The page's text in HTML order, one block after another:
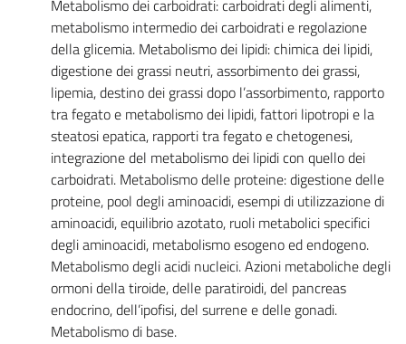
Metabolismo dei carboidrati: carboidrati degli alimenti,
metabolismo intermedio dei carboidrati e regolazione
della glicemia. Metabolismo dei lipidi: chimica dei lipidi,
digestione dei grassi neutri, assorbimento dei grassi,
lipemia, destino dei grassi dopo l’assorbimento, rapporto
tra fegato e metabolismo dei lipidi, fattori lipotropi e la
steatosi epatica, rapporti tra fegato e chetogenesi,
integrazione del metabolismo dei lipidi con quello dei
carboidrati. Metabolismo delle proteine: digestione delle
proteine, pool degli aminoacidi, esempi di utilizzazione di
aminoacidi, equilibrio azotato, ruoli metabolici specifici
degli aminoacidi, metabolismo esogeno ed endogeno.
Metabolismo degli acidi nucleici. Azioni metaboliche degli
ormoni della tiroide, delle paratiroidi, del pancreas
endocrino, dell’ipofisi, del surrene e delle gonadi.
Metabolismo di base.